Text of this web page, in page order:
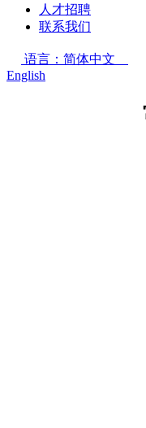
人才招聘
联系我们
语言：简体中文
English